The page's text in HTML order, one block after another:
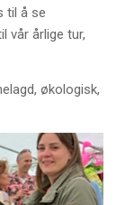
til å se
vår årlige tur,
økologisk,